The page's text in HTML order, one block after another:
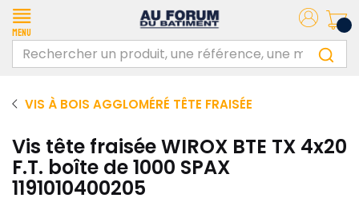
Menu
VIS À BOIS AGGLOMÉRÉ TÊTE FRAISÉE
Vis tête fraisée WIROX BTE TX 4x20
F.T. boîte de 1000 SPAX
1191010400205